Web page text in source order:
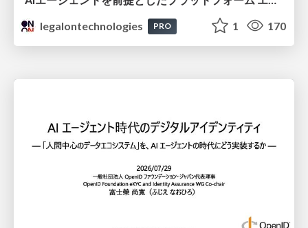
legalontechnologies
PRO 1 170